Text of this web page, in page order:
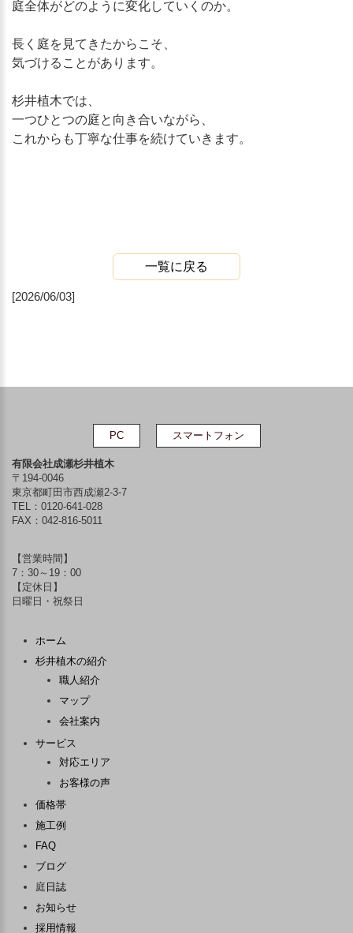
庭全体がどのように変化していくのか。
長く庭を見てきたからこそ、
気づけることがあります。
杉井植木では、
一つひとつの庭と向き合いながら、
これからも丁寧な仕事を続けていきます。
一覧に戻る
[2026/06/03]
PC スマートフォン
有限会社成瀬杉井植木
〒194-0046
東京都町田市西成瀬2-3-7
TEL： 0120-641-028
FAX：042-816-5011
【営業時間】
7：30～19：00
【定休日】
日曜日・祝祭日
ホーム
杉井植木の紹介
職人紹介
マップ
会社案内
サービス
対応エリア
お客様の声
価格帯
施工例
FAQ
ブログ
庭 日誌
お知らせ
採用情報